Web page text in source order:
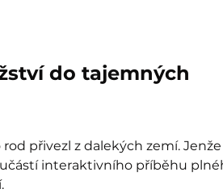
do tajemných
přivezl z dalekých zemí.
interaktivního příběhu